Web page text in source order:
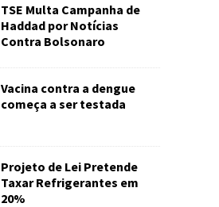
TSE Multa Campanha de
Haddad por Notícias
Contra Bolsonaro
Vacina contra a dengue
começa a ser testada
Projeto de Lei Pretende
Taxar Refrigerantes em
20%